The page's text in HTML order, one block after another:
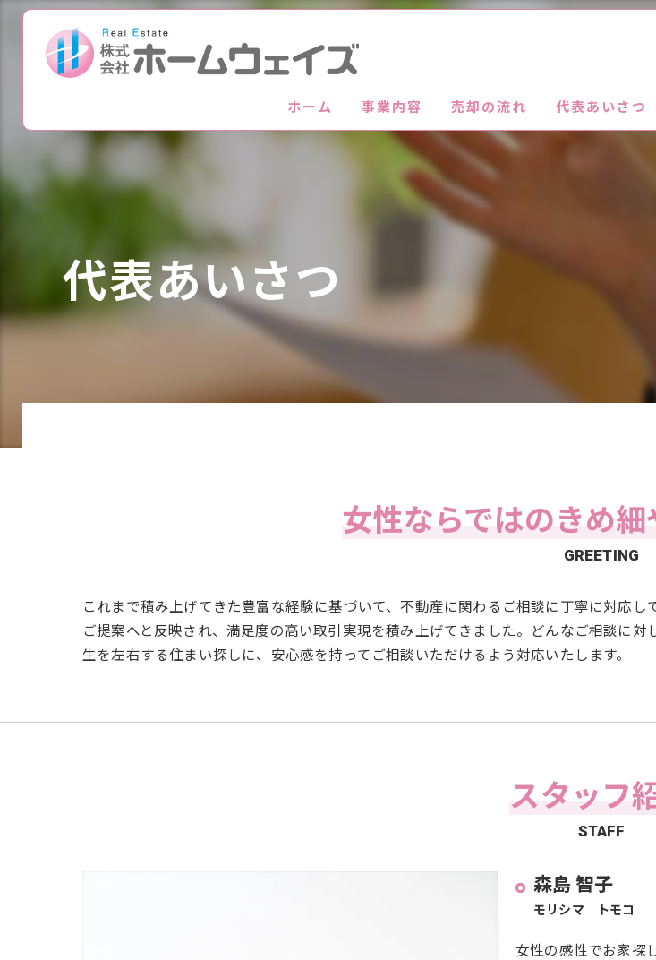
ホーム 事業内容 売却の流れ 代表あいさつ
代表あいさつ
女性ならではのきめ
GREETING
これまで積み上げてきた豊富な経験に基づいて、不動産に関わるご相談に丁寧に対応
ご提案へと反映され、満足度の高い取引実現を積み上げてきました。どんなご相談に
生を左右する住まい探しに、安心感を持ってご相談いただけるよう対応いたします。
スタッフ
STAFF
森島 智子
モリシマ トモコ
女性の感性でお家探